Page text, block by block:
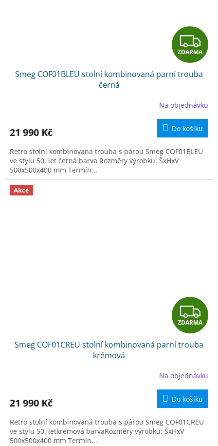
Z
D
A
R
M
A
ZDARMA
Smeg COF01BLEU stolní kombinovaná parní trouba
černá
Na objednávku
21 990 Kč Do košíku
Retro stolní kombinovaná trouba s párou Smeg COF01BLEU
ve stylu 50. let černá barva Rozměry výrobku: ŠxHxV
500x500x400 mm Termín...
Akce
Z
D
A
R
M
A
ZDARMA
Smeg COF01CREU stolní kombinovaná parní trouba
krémová
Na objednávku
21 990 Kč Do košíku
Retro stolní kombinovaná trouba s párou Smeg COF01CREU
ve stylu 50. letkrémová barvaRozměry výrobku: ŠxHxV
500x500x400 mm Termín...